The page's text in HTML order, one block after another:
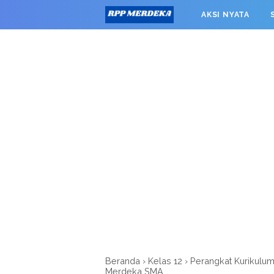
window.googletag = window.googletag || {cmd: []};
0').addService(googletag.pubads());
AKSI NYATA
Beranda › Kelas 12 › Perangkat
Merdeka SMA